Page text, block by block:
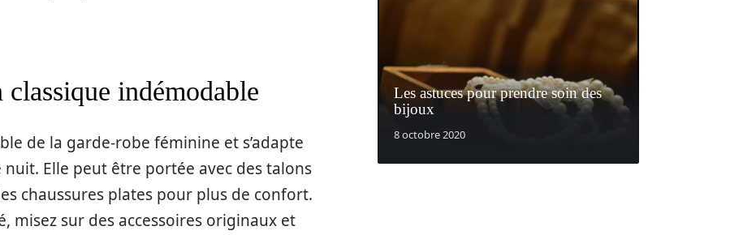
indémodable
de la garde-robe féminine et s’adapte
Elle peut être portée avec des talons
chaussures plates pour plus de confort.
misez sur des accessoires originaux et
Les astuces pour prendre soin des
bijoux
8 octobre 2020